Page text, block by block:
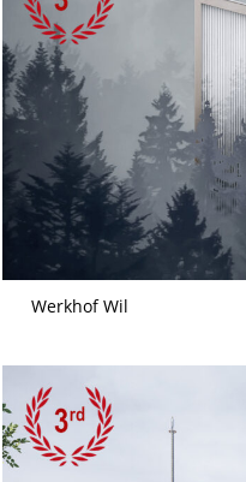
Werkhof Wil